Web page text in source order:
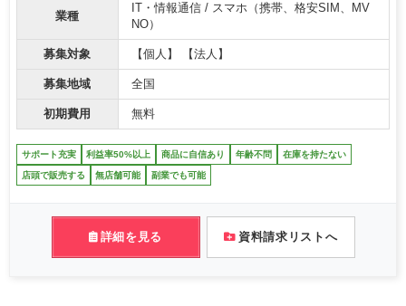
業種
IT・情報通信 / スマホ（携帯、格安SIM、MV
NO）
募集対象 【個人】 【法人】
募集地域 全国
初期費用 無料
サポート充実 利益率50%以上 商品に自信あり 年齢不問 在庫を持たない
店頭で販売する 無店舗可能 副業でも可能
詳細を見る 資料請求リストへ